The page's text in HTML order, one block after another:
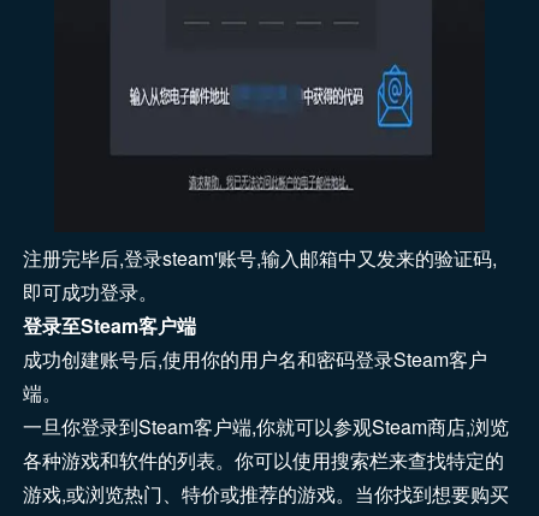
注册完毕后,登录steam'账号,输入邮箱中又发来的验证码,
即可成功登录。
登录至Steam客户端
成功创建账号后,使用你的用户名和密码登录Steam客户
端。
一旦你登录到Steam客户端,你就可以参观Steam商店,浏览
各种游戏和软件的列表。你可以使用搜索栏来查找特定的
游戏,或浏览热门、特价或推荐的游戏。当你找到想要购买